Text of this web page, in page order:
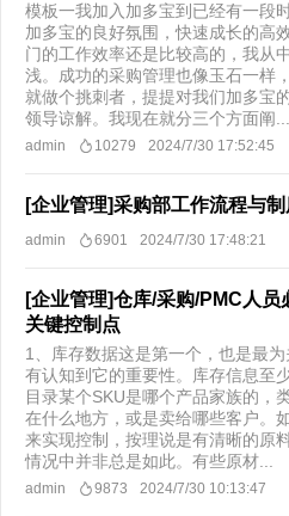
模板一我加入加多宝到已经有一段
加多宝的良好氛围，快速成长的高
门的工作效率还是比较高的，我从
浅。成功的采购管理也像玉石一样
就做个挑刺者，提提对我们加多宝
领导谅解。我现在就分三个方面阐...
admin 10279 2024/7/30 17:52:45
[企业管理]采购部工作流程与制
admin 6901 2024/7/30 17:48:21
[企业管理]仓库/采购/PMC人
关键控制点
1、库存数据这是第一个，也是最
有认知到它的重要性。库存信息至
目录某个SKU是哪个产品家族的，
在什么地方，或是卖给哪些客户。
来实现控制，按理说是有清晰的原
情况中并非总是如此。有些原材...
admin 9873 2024/7/30 10:13:47